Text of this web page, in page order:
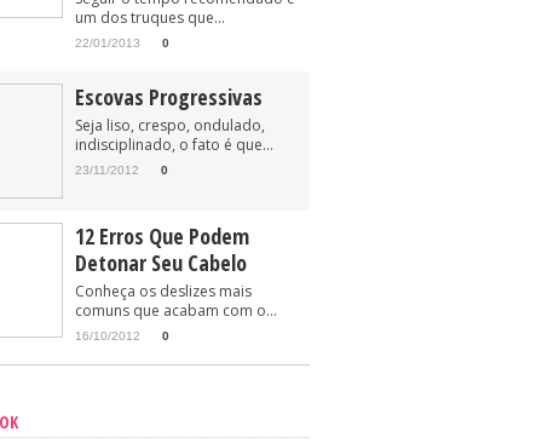
um dos truques que...
22/01/2013 0
Escovas Progressivas
Seja liso, crespo, ondulado,
indisciplinado, o fato é que...
23/11/2012 0
12 Erros Que Podem
Detonar Seu Cabelo
Conheça os deslizes mais
comuns que acabam com o...
16/10/2012 0